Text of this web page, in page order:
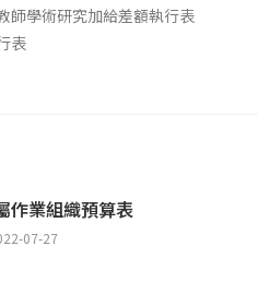
師學術研究加給差額執行表
表
作業組織預算表
07-27